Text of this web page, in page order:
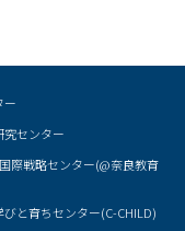
ー
センター
際戦略センター(@奈良教育
びと育ちセンター(C-CHILD)